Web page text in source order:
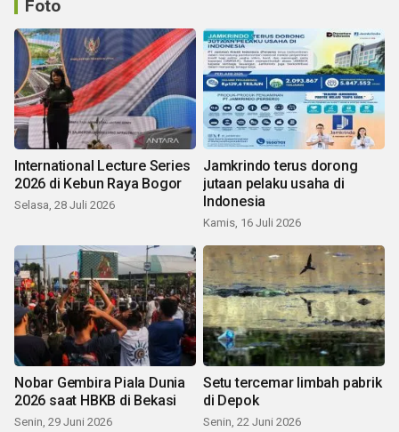
Foto
International Lecture Series
2026 di Kebun Raya Bogor
Selasa, 28 Juli 2026
Jamkrindo terus dorong
jutaan pelaku usaha di
Indonesia
Kamis, 16 Juli 2026
Nobar Gembira Piala Dunia
2026 saat HBKB di Bekasi
Senin, 29 Juni 2026
Setu tercemar limbah pabrik
di Depok
Senin, 22 Juni 2026